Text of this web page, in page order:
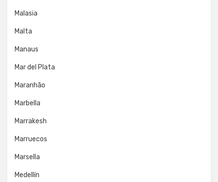
Malasia
Malta
Manaus
Mar del Plata
Maranhão
Marbella
Marrakesh
Marruecos
Marsella
Medellín